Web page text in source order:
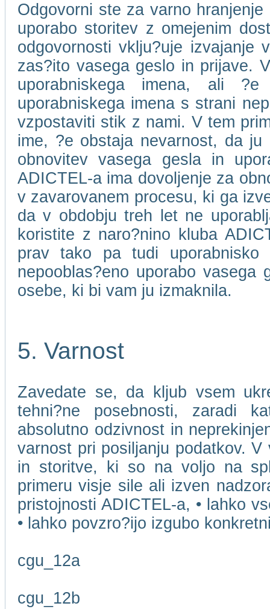
Odgovorni ste za varno
uporabo storitev z omejenim
odgovornosti vklju?uje izvajanje
zas?ito vasega geslo in prijave.
uporabniskega imena, ali
uporabniskega imena s strani
vzpostaviti stik z nami. V tem
ime, ?e obstaja nevarnost, da
obnovitev vasega gesla in
ADICTEL-a ima dovoljenje za
v zavarovanem procesu, ki ga
da v obdobju treh let ne
koristite z naro?nino kluba
prav tako pa tudi
nepooblas?eno uporabo
osebe, ki bi vam ju izmaknila.
5. Varnost
Zavedate se, da kljub vsem
tehni?ne posebnosti, zaradi
absolutno odzivnost in
varnost pri posiljanju podatkov.
in storitve, ki so na voljo na
primeru visje sile ali izven
pristojnosti ADICTEL-a, • lahko
• lahko povzro?ijo izgubo
cgu_12a
cgu_12b